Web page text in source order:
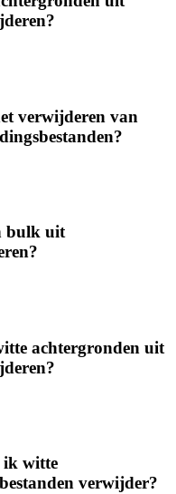
verwijderen van
bulk uit
achtergronden uit
ik witte
verwijder?